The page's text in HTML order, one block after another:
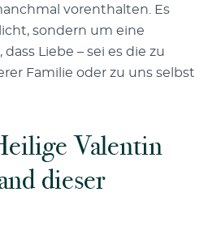
vorenthalten. Es
sondern um eine
Liebe – sei es die zu
Familie oder zu uns selbst
Valentin
dieser